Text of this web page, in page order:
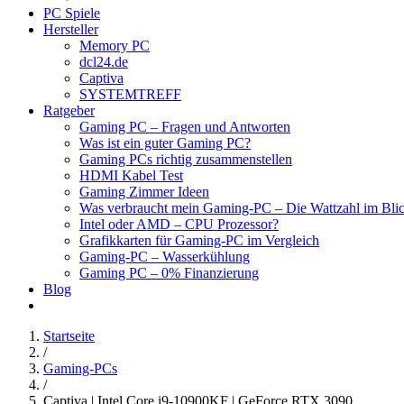
PC Spiele
Hersteller
Memory PC
dcl24.de
Captiva
SYSTEMTREFF
Ratgeber
Gaming PC – Fragen und Antworten
Was ist ein guter Gaming PC?
Gaming PCs richtig zusammenstellen
HDMI Kabel Test
Gaming Zimmer Ideen
Was verbraucht mein Gaming-PC – Die Wattzahl im
Intel oder AMD – CPU Prozessor?
Grafikkarten für Gaming-PC im Vergleich
Gaming-PC – Wasserkühlung
Gaming PC – 0% Finanzierung
Blog
Startseite
/
Gaming-PCs
/
Captiva | Intel Core i9-10900KF | GeForce RTX 3090